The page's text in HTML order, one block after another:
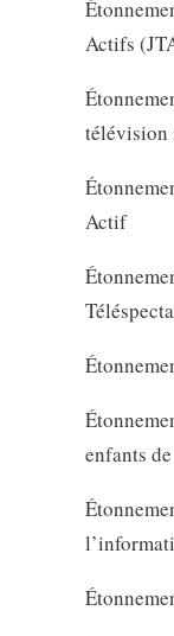
Actifs
télévision
Actif
enfants